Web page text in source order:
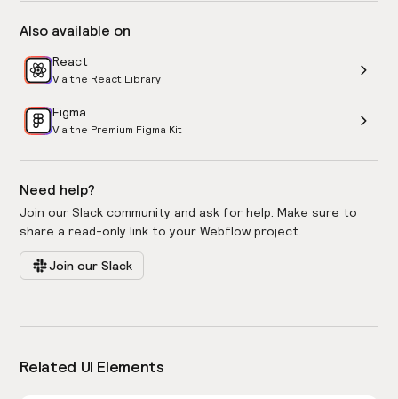
Also available on
React
Via the React Library
Figma
Via the Premium Figma Kit
Need help?
Join our Slack community and ask for help. Make sure to
share a read-only link to your Webflow project.
Join our Slack
Related UI Elements